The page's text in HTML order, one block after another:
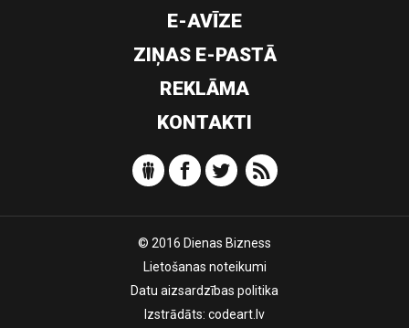
E-AVĪZE
ZIŅAS E-PASTĀ
REKLĀMA
KONTAKTI
© 2016 Dienas Bizness
Lietošanas noteikumi
Datu aizsardzības politika
Izstrādāts: codeart.lv